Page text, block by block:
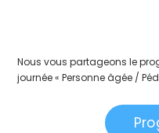
Nous vous partageons le
journée « Personne âgée /